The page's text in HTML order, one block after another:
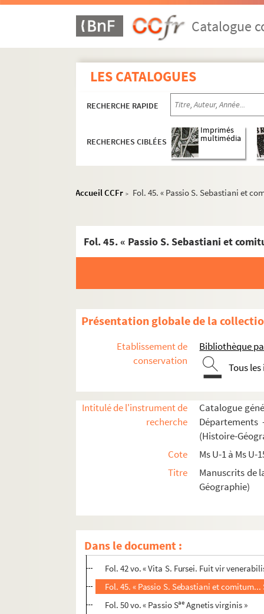
Catalogue
LES CATALOGUES
RECHERCHE RAPIDE
RECHERCHES CIBLÉES
Imprimés
multimédia
Accueil CCFr > Fol. 45. « Passio S. Sebastiani et
Fol. 45. « Passio S. Sebastiani et
Présentation globale de la
Etablissement de
conservation
Bibliothèque
Tous
Intitulé de l'instrument de
recherche
Catalogue
Départements
(Histoire-
Cote
Ms U-1 à Ms U-
Titre
Manuscrits de
Géographie)
Dans le document :
Ms U-2. Vitae sanctorum
Fol. 1. Vita S. Silvestri papae
Fol. 5 vo. « Prologus in vita beati Basilii,
Fol. 21 vo. « Prologus Jotsaldi monachi
Fol. 21bis. Vita S. Odilonis abbatis
Fol. 24 vo. « Visio cujusdam Gregorii
Fol. 25. Deux pièces de vers
Fol. 25 vo. « Vita S. Symeonis, servi Dei,
Fol. 27. Vita S. Melanii episcopi
Fol. 28 vo. « Passio SS. Juliani et
Fol. 30. Vita S. Hilarii episcopi
Fol. 31. « Libellus Fortunati episcopi de
Fol. 37. Passio S. Felicis episcopi
Fol. 37 vo. « Epistola Odonis, abbatis
Fol. 38-39. « Item epistola Fausti
Fol. 42. « Passio SaeColumbae virginis. In
Fol. 42 vo. « Vita S. Fursei. Fuit vir
Fol. 45. « Passio S. Sebastiani et
Fol. 50 vo. « Passio Sae Agnetis virginis »